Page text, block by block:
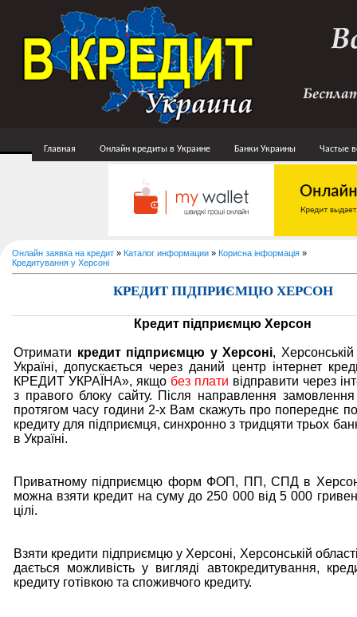
Главная Онлайн кредиты в Украине Банки Украины Частые
Онлайн заявка на кредит » Каталог информации » Корисна інформація »
Кредитування у Херсоні
КРЕДИТ ПІДПРИЄМЦЮ ХЕРСОН
Кредит підприємцю Херсон
Отримати кредит підприємцю у Херсоні,
Україні, допускається через даний центр інтернет
КРЕДИТ УКРАЇНА», якщо без плати відправити через
з правого блоку сайту. Після направлення
протягом часу години 2-х Вам скажуть про попереднє
кредиту для підприємця, синхронно з тридцяти трьох
в Україні.
Приватному підприємцю форм ФОП, ПП, СПД в Херсоні
можна взяти кредит на суму до 250 000 від 5 000
цілі.
Взяти кредити підприємцю у Херсоні, Херсонській
дається можливість у вигляді автокредитування,
кредиту готівкою та споживчого кредиту.